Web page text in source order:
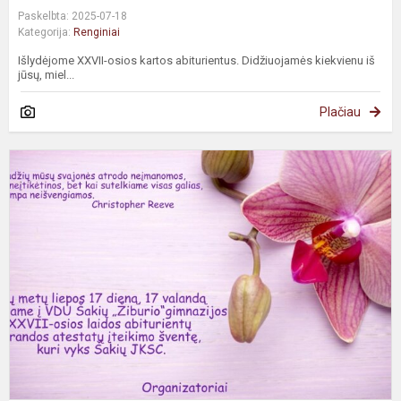
Paskelbta: 2025-07-18
Kategorija: Renginiai
Išlydėjome XXVII-osios kartos abiturientus. Didžiuojamės kiekvienu iš
jūsų, miel...
Plačiau